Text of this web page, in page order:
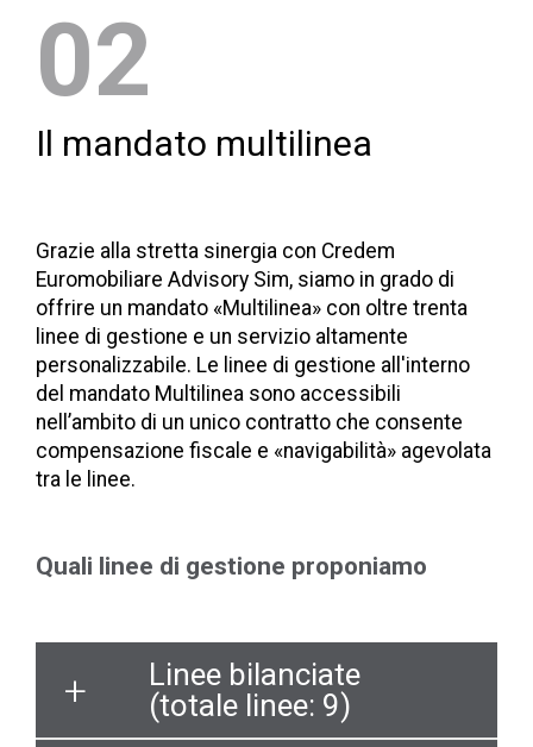
02
Il mandato multilinea
Grazie alla stretta sinergia con Credem
Euromobiliare Advisory Sim, siamo in grado di
offrire un mandato «Multilinea» con oltre trenta
linee di gestione e un servizio altamente
personalizzabile. Le linee di gestione all'interno
del mandato Multilinea sono accessibili
nell’ambito di un unico contratto che consente
compensazione fiscale e «navigabilità» agevolata
tra le linee.
Quali linee di gestione proponiamo
Linee bilanciate
(totale linee: 9)